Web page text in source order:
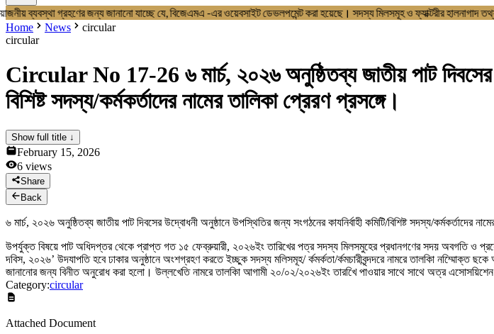
Home
About BJMA
About Us
Secretariat & Staff
Members List
News & Notices
News & Notices
Media Gallery
Products
Contact Us
ব্যবস্থা গ্রহণের জন্য জানানো যাচ্ছে যে, বিজেএমএ -এর ওয়েবসাইট ডেভলপমেন্ট করা হয়েছে। সদস্য মিলসমূহ ও
Home News
circular
circular
Circular No 17-26 ৬ মার্চ, ২০২৬ অনুষ্ঠিতব্য জাতীয় পাট দিবসের
বিশিষ্ট সদস্য/কর্মকর্তাদের নামের তালিকা প্রেরণ প্রসঙ্গে।
Show full title ↓
February 15, 2026
6 views
Share
Back
৬ মার্চ, ২০২৬ অনুষ্ঠিতব্য জাতীয় পাট দিবসের উদ্বোধনী অনুষ্ঠানে উপস্থিতির জন্য সংগঠনের কাযনির্বাহী কমিটি/বিশিষ্ট সদস্য/কর্মকর্তাদের
উপর্যুক্ত বিষয়ে পাট অধিদপ্তর থেকে প্রাপ্ত গত ১৫ ফেব্রুয়ারী, ২০২৬ইং তারিখের পত্র সদস্য মিলসমুহের প্রধানগণের সদয় অবগতি ও
দবিস, ২০২৬’ উদযাপতি হবে ঢাকার অনুষ্ঠানে অংশগ্রহণ করতে ইচ্ছুক সদস্য মলিসমূহ/ র্কমর্কতা/র্কমচারীবৃন্দদরে নামরে তালকিা
জানানোর জন্য বিনীত অনুরোধ করা হলো। উল্লখেতি নামরে তালকিা আগামী ২০/০২/২০২৬ইং তারখিে পাওয়ার সাথে সাথে অত্র
Category:circular
Attached Document